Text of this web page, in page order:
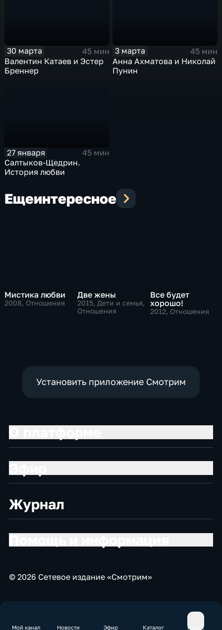
Мой канал Новости Эфир Каталог Поиск
30 марта
45 мин
Валентин Катаев и Эстер
Бреннер
3 марта
45 мин
Анна Ахматова и Николай
Пунин
27 января
45 мин
Салтыков-Щедрин.
История любви
Ещеинтересное
Мистика любви
2008, Отношения
Две жены
2015, Дети и семья,
Отношения
Все будет
хорошо!
2012, Отношения
Установить приложение Смотрим
Журнал
© 2026 Сетевое издание «Смотрим»